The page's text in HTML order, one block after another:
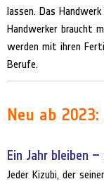
lassen. Das
Handwerker braucht
werden mit ihren
Berufe.
Neu ab
Ein Jahr bleiben –
Jeder Kizubi, der